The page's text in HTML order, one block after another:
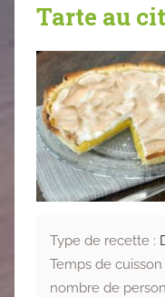
Tarte au
Type de recette :
Temps de cuisson
nombre de